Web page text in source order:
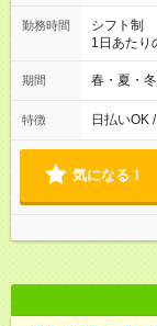
勤務時間
シフト制
1日あたり
2h～OK
後帯
ます♪
期間 春・夏・
特徴 日払いOK
気になる！